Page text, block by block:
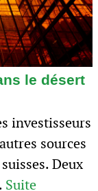
le désert
investisseurs
sources
Deux
Suite